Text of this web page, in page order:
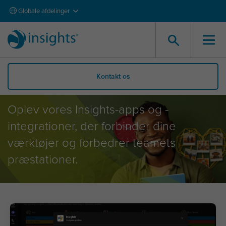
Globale afdelinger
Kontakt os
Apps og Integrationer
Oplev vores Insights-apps og -
integrationer, der forbinder dine
værktøjer og forbedrer teamets
præstationer.